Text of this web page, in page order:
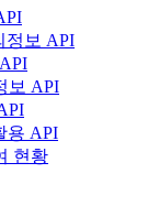
정보 API
보 API
용 API
현황